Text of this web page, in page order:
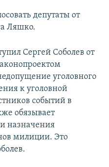
депутаты от
Ляшко.
Сергей Соболев от
уголовного
к уголовной
событий в
обязывает
назначения
милиции. Это